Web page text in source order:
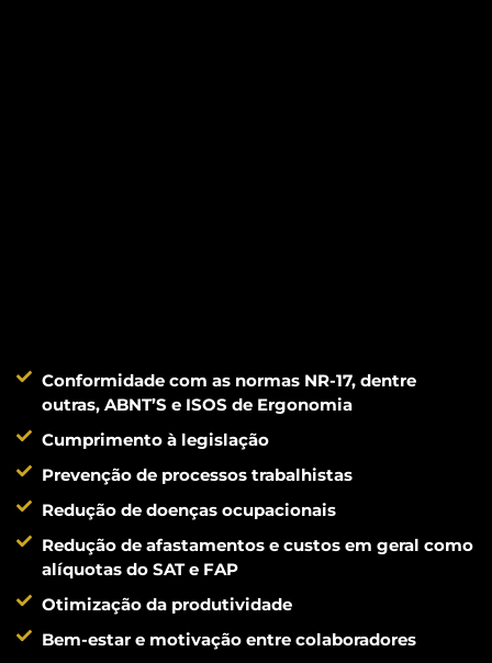
Conformidade com as normas NR-17, dentre
outras, ABNT’S e ISOS de Ergonomia
Cumprimento à legislação
Prevenção de processos trabalhistas
Redução de doenças ocupacionais
Redução de afastamentos e custos em geral como
alíquotas do SAT e FAP
Otimização da produtividade
Bem-estar e motivação entre colaboradores